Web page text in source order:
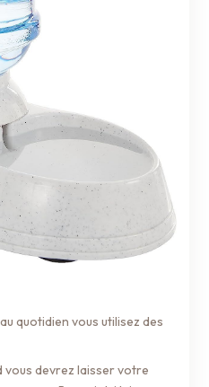
quotidien vous utilisez des
vous devrez laisser votre